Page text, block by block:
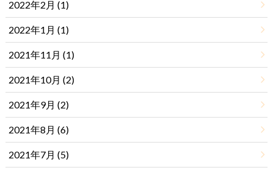
2022年2月 (1)
2022年1月 (1)
2021年11月 (1)
2021年10月 (2)
2021年9月 (2)
2021年8月 (6)
2021年7月 (5)